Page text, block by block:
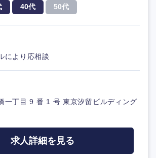
40代 50代
により応相談
一丁目 9 番 1 号 東京汐留ビルディング
求人詳細を見る